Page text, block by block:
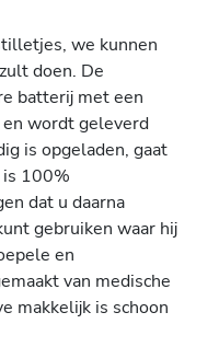
we kunnen
doen. De
batterij met een
wordt geleverd
is opgeladen, gaat
is 100%
dat u daarna
gebruiken waar hij
en
van medische
makkelijk is schoon